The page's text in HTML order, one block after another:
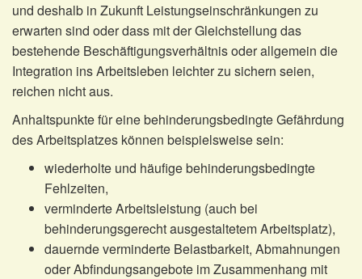
und deshalb in Zukunft Leistungseinschränkungen zu
erwarten sind oder dass mit der Gleichstellung das
bestehende Beschäftigungsverhältnis oder allgemein die
Integration ins Arbeitsleben leichter zu sichern seien,
reichen nicht aus.
Anhaltspunkte für eine behinderungsbedingte Gefährdung
des Arbeitsplatzes können beispielsweise sein:
wiederholte und häufige behinderungsbedingte
Fehlzeiten,
verminderte Arbeitsleistung (auch bei
behinderungsgerecht ausgestaltetem Arbeitsplatz),
dauernde verminderte Belastbarkeit, Abmahnungen
oder Abfindungsangebote im Zusammenhang mit